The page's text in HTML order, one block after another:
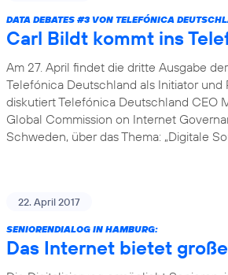
DATA DEBATES #3VON TELEFÓNICA
Carl Bildt kommt ins
Am 27. April findet die dritte Ausgabe
Telefónica Deutschland als Initiator und
diskutiert Telefónica Deutschland CEO
Global Commission on Internet
Schweden, über das Thema: „Digitale
22. April 2017
SENIORENDIALOG IN HAMBURG:
Das Internet bietet